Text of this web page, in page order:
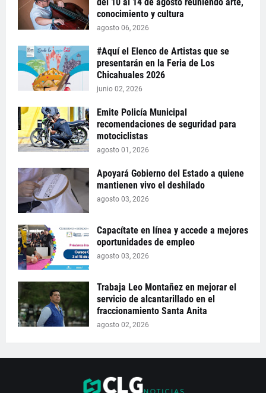
conocimiento y cultura
agosto 06, 2026
#Aquí el Elenco de Artistas que se
presentarán en la Feria de Los
Chicahuales 2026
junio 02, 2026
Emite Policía Municipal
recomendaciones de seguridad para
motociclistas
agosto 01, 2026
Apoyará Gobierno del Estado a quiene
mantienen vivo el deshilado
agosto 03, 2026
Capacítate en línea y accede a mejores
oportunidades de empleo
agosto 03, 2026
Trabaja Leo Montañez en mejorar el
servicio de alcantarillado en el
fraccionamiento Santa Anita
agosto 02, 2026